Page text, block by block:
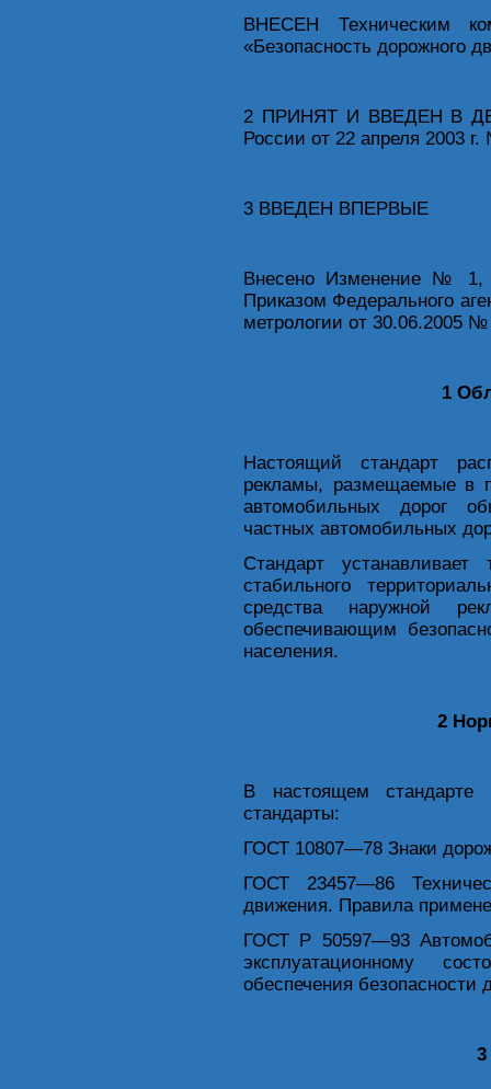
ВНЕСЕН Техническим
«Безопасность дорожного
2 ПРИНЯТ И ВВЕДЕН В
России от 22 апреля 2003
3 ВВЕДЕН ВПЕРВЫЕ
Внесено Изменение № 1,
Приказом Федерального
метрологии от 30.06.2005
1
Настоящий стандарт
рекламы, размещаемые в
автомобильных дорог
частных автомобильных
Стандарт
стабильного
средства наружной
обеспечивающим
населения.
2
В настоящем
стандарты:
ГОСТ 10807—78 Знаки
ГОСТ 23457—86
движения. Правила
ГОСТ Р 50597—93
эксплуатационному
обеспечения безопасности